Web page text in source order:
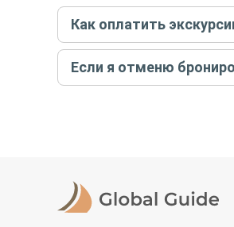
Если экскурсия
условий конкретной
Как оплатить
Создайте заказ на удобную
контакты организатора и
Если я отменю